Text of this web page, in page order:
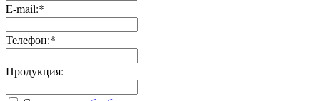
E-mail:*
Телефон:*
Продукция: